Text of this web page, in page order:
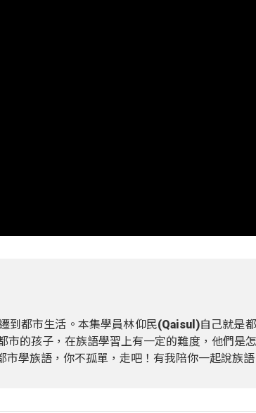
到都市生活。本集學員林仰民(Qaisul)自己就是
的孩子，在族語學習上有一定的難度，他們是
學族語，你不孤單，走吧！有我陪你一起說族